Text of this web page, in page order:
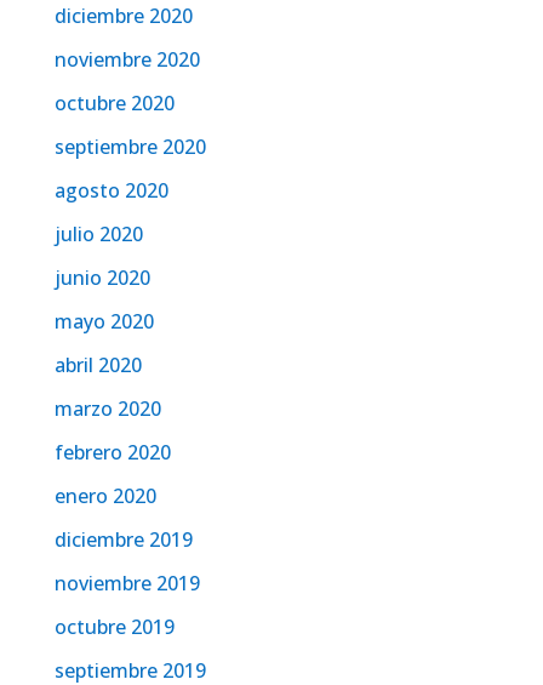
diciembre 2020
noviembre 2020
octubre 2020
septiembre 2020
agosto 2020
julio 2020
junio 2020
mayo 2020
abril 2020
marzo 2020
febrero 2020
enero 2020
diciembre 2019
noviembre 2019
octubre 2019
septiembre 2019